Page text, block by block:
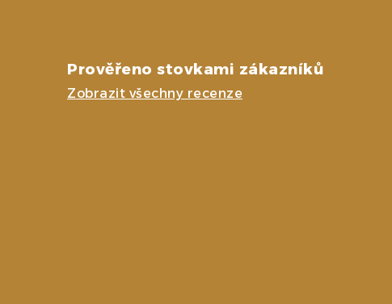
Prověřeno stovkami zákazníků
Zobrazit všechny recenze